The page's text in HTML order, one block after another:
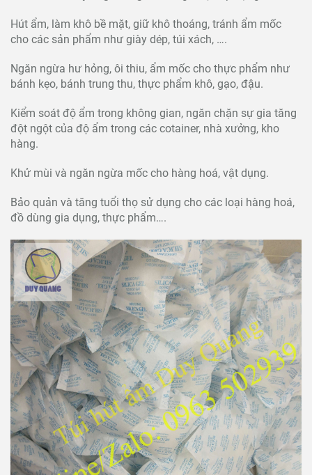
Hút ẩm, làm khô bề mặt, giữ khô thoáng, tránh ẩm mốc
cho các sản phẩm như giày dép, túi xách, ….
Ngăn ngừa hư hỏng, ôi thiu, ẩm mốc cho thực phẩm như
bánh kẹo, bánh trung thu, thực phẩm khô, gạo, đậu.
Kiểm soát độ ẩm trong không gian, ngăn chặn sự gia tăng
đột ngột của độ ẩm trong các cotainer, nhà xưởng, kho
hàng.
Khử mùi và ngăn ngừa mốc cho hàng hoá, vật dụng.
Bảo quản và tăng tuổi thọ sử dụng cho các loại hàng hoá,
đồ dùng gia dụng, thực phẩm….